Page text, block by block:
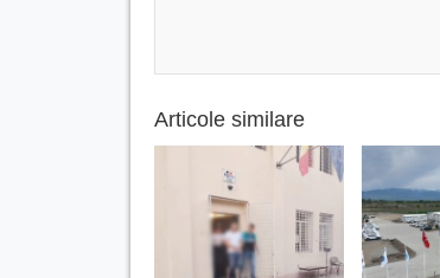
Articole similare